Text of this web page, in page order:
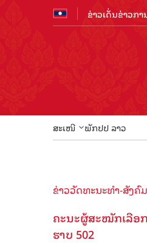
ຂ່າວເດັ່ນຂ່າວກາ
ສະເໜີ ພັກປປ ລາວ
ຂ່າວວັດທະນະທຳ-ສັງຄົມ
ຄະນະຜູ້ສະໝັກເລືອ
ຮາບ 502